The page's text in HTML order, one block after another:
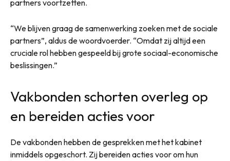
partners voortzetten.
“We blijven graag de samenwerking zoeken met de sociale
partners”, aldus de woordvoerder. “Omdat zij altijd een
cruciale rol hebben gespeeld bij grote sociaal-economische
beslissingen.”
Vakbonden schorten overleg op
en bereiden acties voor
De vakbonden hebben de gesprekken met het kabinet
inmiddels opgeschort. Zij bereiden acties voor om hun